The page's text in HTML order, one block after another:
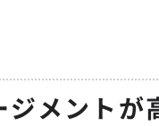
メントが